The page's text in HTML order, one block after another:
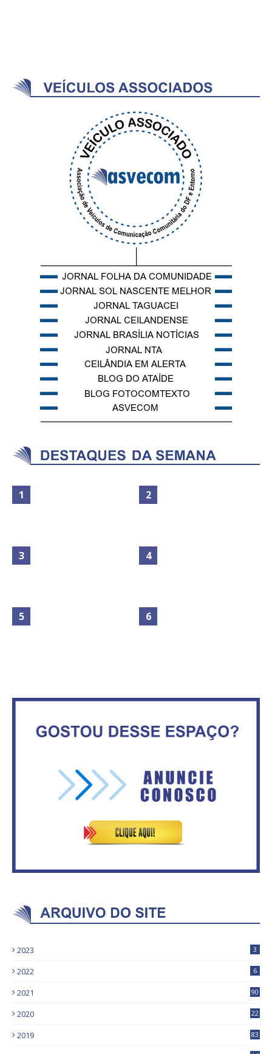
No Brasil do golpe, 61,5 mi de
sustentada por 52 jatos
fazendo o dever de casa, disse
Bolsonaro sobre Previdência
2023 3
2022 6
2021 90
2020
22
2019
83